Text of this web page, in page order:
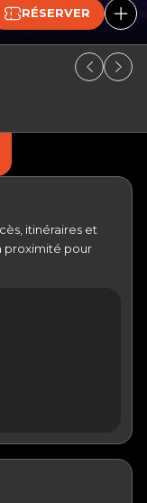
RÉSERVER
itinéraires et
proximité pour